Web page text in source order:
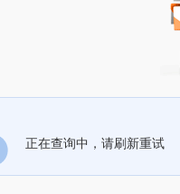
正在查询中，请刷新重试